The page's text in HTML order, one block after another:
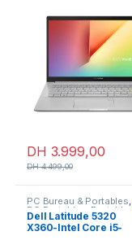
DH 3.999,00
DH4.499,00
PC Bureau & Portables,
PC Portables Portables
professionnels
Dell Latitude 5320
X360-Intel Core i5-